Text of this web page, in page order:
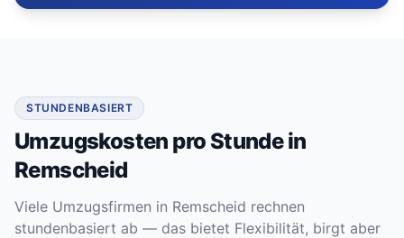
STUNDENBASIERT
Umzugskosten pro Stunde in
Remscheid
Viele Umzugsfirmen in Remscheid rechnen
stundenbasiert ab — das bietet Flexibilität, birgt aber